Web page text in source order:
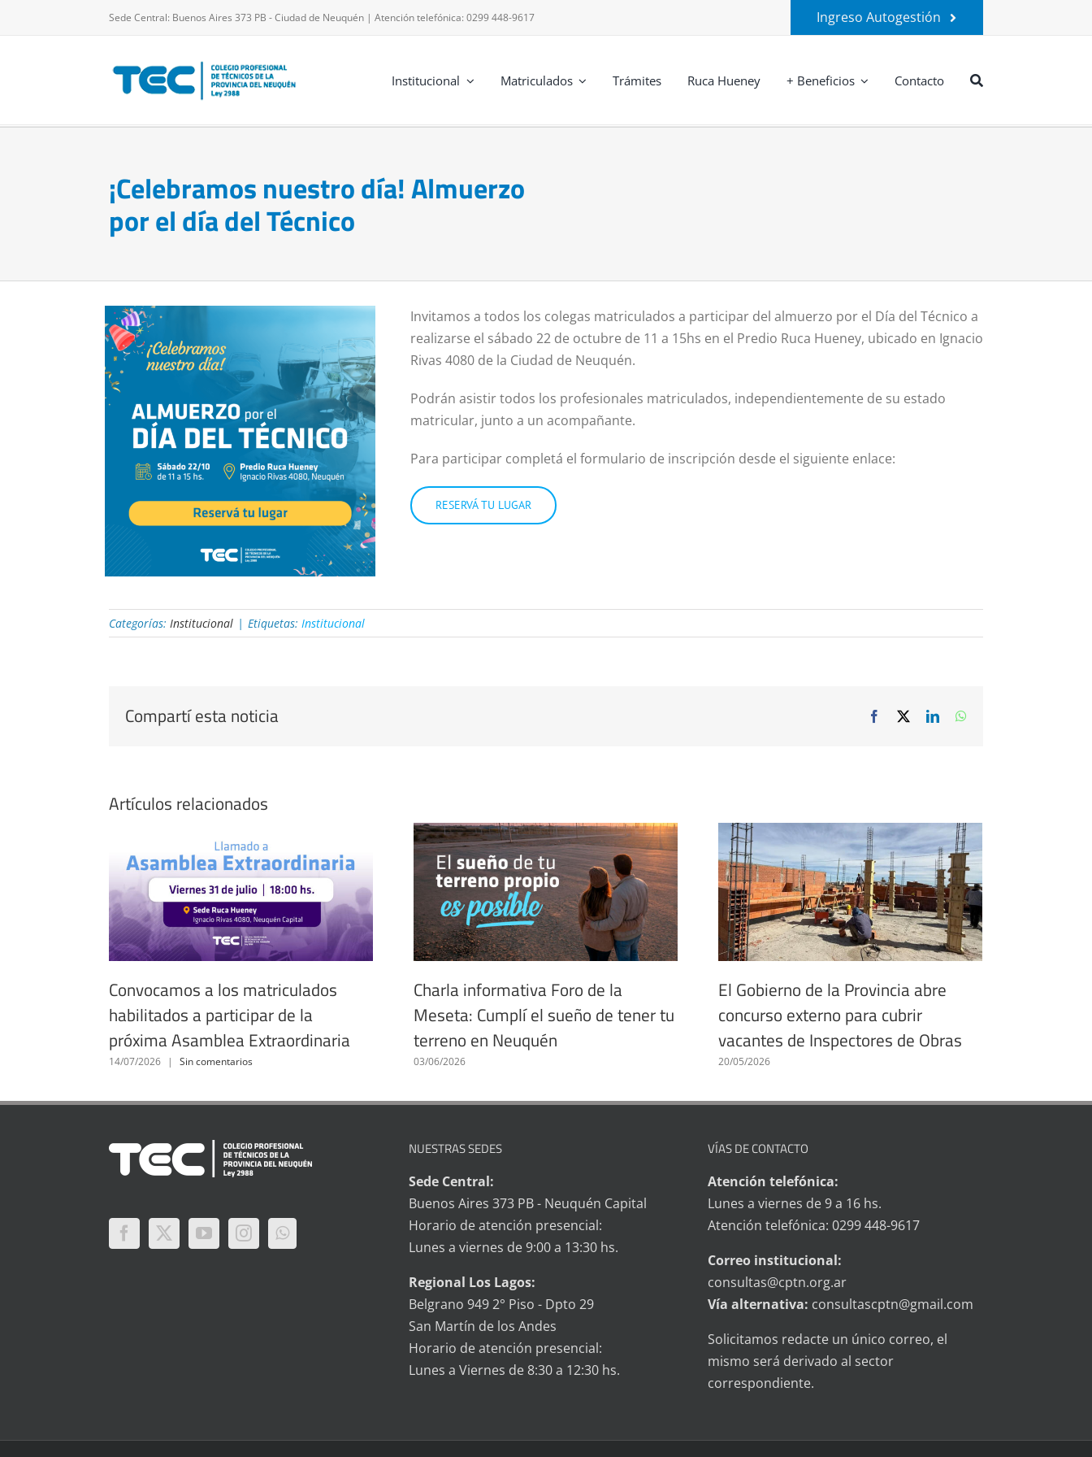
Sede Central: Buenos Aires 373 PB - Ciudad de Neuquén | Atención telefónica: 0299 448-9617 Ingreso Autogestión
Institucional Matriculados Trámites Ruca Hueney + Beneficios Contacto
¡Celebramos nuestro día! Almuerzo
por el día del Técnico
Invitamos a todos los colegas matriculados a participar del almuerzo por el Día del Técnico a
realizarse el sábado 22 de octubre de 11 a 15hs en el Predio Ruca Hueney, ubicado en Ignacio
Rivas 4080 de la Ciudad de Neuquén.
Podrán asistir todos los profesionales matriculados, independientemente de su estado
matricular, junto a un acompañante.
Para participar completá el formulario de inscripción desde el siguiente enlace:
RESERVÁ TU LUGAR
Categorías:Institucional | Etiquetas:Institucional
Compartí esta noticia Facebook
X LinkedInWhatsApp
Artículos relacionados
Convocamos a los matriculados
habilitados a participar de la
próxima Asamblea Extraordinaria
14/07/2026 | Sin comentarios
Charla informativa Foro de la
Meseta: Cumplí el sueño de tener tu
terreno en Neuquén
03/06/2026
El Gobierno de la Provincia abre
concurso externo para cubrir
vacantes de Inspectores de Obras
20/05/2026
NUESTRAS SEDES
Sede Central:
Buenos Aires 373 PB - Neuquén Capital
Horario de atención presencial:
Lunes a viernes de 9:00 a 13:30 hs.
Regional Los Lagos:
Belgrano 949 2° Piso - Dpto 29
San Martín de los Andes
Horario de atención presencial:
Lunes a Viernes de 8:30 a 12:30 hs.
VÍAS DE CONTACTO
Atención telefónica:
Lunes a viernes de 9 a 16 hs.
Atención telefónica: 0299 448-9617
Correo institucional:
consultas@cptn.org.ar
Vía alternativa: consultascptn@gmail.com
Solicitamos redacte un único correo, el
mismo será derivado al sector
correspondiente.